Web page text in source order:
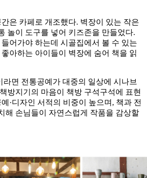
은 카페로 개조했다. 벽장이 있는 작은
놀이 도구를 넣어 키즈존을 만들었다.
어가야 하는데 시골집에서 볼 수 있는
아하는 아이들이 벽장에 숨어 책을 읽
라면 전통공예가 대중의 일상에 시나브
방지기의 마음이 책방 구석구석에 표현
·디자인 서적의 비중이 높으며, 책과 전
해 손님들이 자연스럽게 작품을 감상할